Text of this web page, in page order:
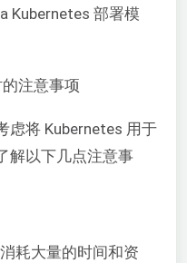
Kubernetes 部署模
注意事项
虑将 Kubernetes 用于
解以下几点注意事
耗大量的时间和资